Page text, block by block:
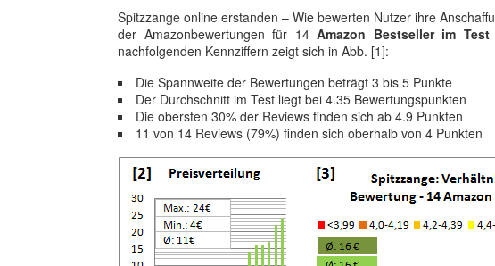
Spitzzange online erstanden – Wie bewerten Nutzer ihre
der Amazonbewertungen für 14Amazon Bestseller im Test
nachfolgenden Kennziffern zeigt sich in Abb. [1]:
Die Spannweite der Bewertungen beträgt 3 bis 5 Punkte
Der Durchschnitt im Test liegt bei 4.35 Bewertungspunkten
Die obersten 30% der Reviews finden sich ab 4.9 Punkten
11 von 14 Reviews (79%) finden sich oberhalb von 4 Punkten